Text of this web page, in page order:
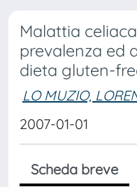
Malattia
prevalenza ed
dieta gluten-
LO MUZIO,
2007-01-01
Scheda breve